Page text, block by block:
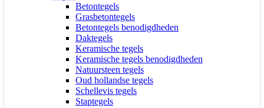
Betontegels
Grasbetontegels
Betontegels benodigdheden
Daktegels
Keramische tegels
Keramische tegels benodigdheden
Natuursteen tegels
Oud hollandse tegels
Schellevis tegels
Staptegels